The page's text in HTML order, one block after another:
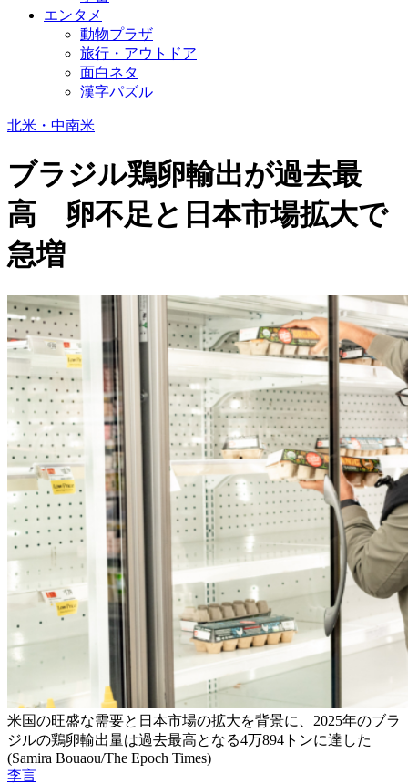
エンタメ
動物プラザ
旅行・アウトドア
面白ネタ
漢字パズル
北米・中南米
ブラジル鶏卵輸出が過去最
高 卵不足と日本市場拡大で
急増
米国の旺盛な需要と日本市場の拡大を背景に、2025年のブラ
ジルの鶏卵輸出量は過去最高となる4万894トンに達した
(Samira Bouaou/The Epoch Times)
李言